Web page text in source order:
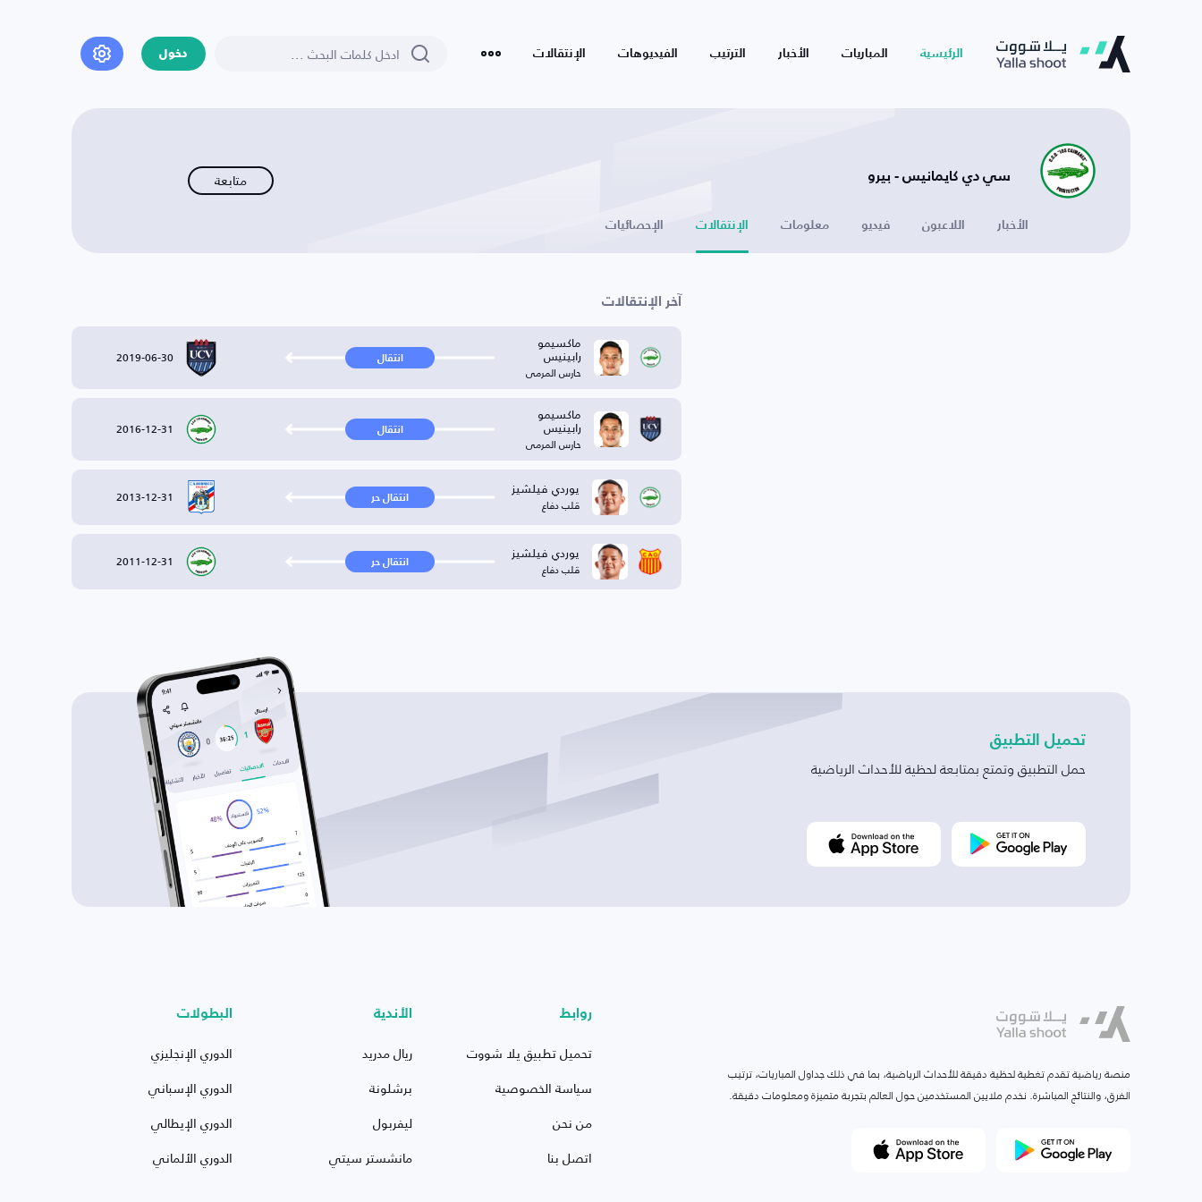
الرئيسية المباريات الأخبار الترتيب الفيديوهات الإنتقالات دخول
سي دي كايمانيس - بيرو متابعة
الأخبار اللاعبون فيديو معلومات الإنتقالات الإحصائيات
آخر الإنتقالات
ماكسيمو
رابينيس
حارس المرمى
انتقال 2019-06-30
ماكسيمو
رابينيس
حارس المرمى
انتقال 2016-12-31
يوردي فيلشيز
قلب دفاع انتقال حر 2013-12-31
يوردي فيلشيز
قلب دفاع انتقال حر 2011-12-31
تحميل التطبيق
حمل التطبيق وتمتع بمتابعة لحظية للأحداث الرياضية
منصة رياضية تقدم تغطية لحظية دقيقة للأحداث الرياضية، بما في ذلك جداول المباريات، ترتيب
الفرق، والنتائج المباشرة. نخدم ملايين المستخدمين حول العالم بتجربة متميزة ومعلومات دقيقة.
روابط
تحميل تطبيق يلا شووت
سياسة الخصوصية
من نحن
اتصل بنا
الأندية
ريال مدريد
برشلونة
ليفربول
مانشستر سيتي
البطولات
الدوري الإنجليزي
الدوري الإسباني
الدوري الإيطالي
الدوري الألماني